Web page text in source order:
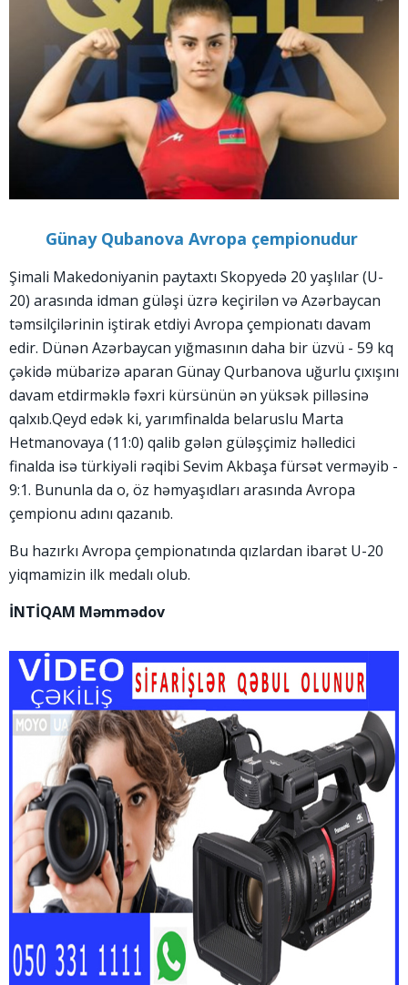
Günay Qubanova Avropa çempionudur
Şimali Makedoniyanin paytaxtı Skopyedə 20 yaşlılar (U-
20) arasında idman güləşi üzrə keçirilən və Azərbaycan
təmsilçilərinin iştirak etdiyi Avropa çempionatı davam
edir. Dünən Azərbaycan yığmasının daha bir üzvü - 59 kq
çəkidə mübarizə aparan Günay Qurbanova uğurlu çıxışını
davam etdirməklə fəxri kürsünün ən yüksək pilləsinə
qalxıb.Qeyd edək ki, yarımfinalda belaruslu Marta
Hetmanovaya (11:0) qalib gələn güləşçimiz həlledici
finalda isə türkiyəli rəqibi Sevim Akbaşa fürsət verməyib -
9:1. Bununla da o, öz həmyaşıdları arasında Avropa
çempionu adını qazanıb.
Bu hazırkı Avropa çempionatında qızlardan ibarət U-20
yiqmamizin ilk medalı olub.
İNTİQAM Məmmədov